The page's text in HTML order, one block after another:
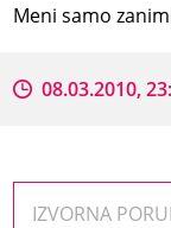
Meni samo
08.03.2010,
IZVORNA